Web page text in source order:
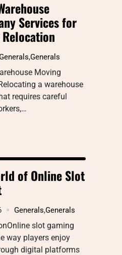
Services for
,Generals
Moving
a warehouse
requires careful
of Online Slot
Generals,Generals
slot gaming
way players enjoy
digital platforms